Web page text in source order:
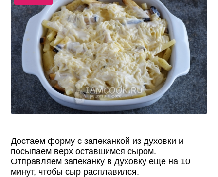
Достаем форму с запеканкой из духовки и
посыпаем верх оставшимся сыром.
Отправляем запеканку в духовку еще на 10
минут, чтобы сыр расплавился.